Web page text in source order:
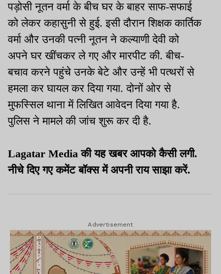
पड़ोसी नूतन वर्मा के बीच घर के बाहर साफ-सफाई
को लेकर कहासुनी से हुई. इसी दौरान शिक्षक कार्तिक
वर्मा और उनकी पत्नी नूतन ने कल्याणी देवी को
अपने घर खींचकर ले गए और मारपीट की. बीच-
बचाव करने पहुंचे उनके बेटे और उन्हें भी पत्थरों से
हमला कर घायल कर दिया गया. दोनों ओर से
मुफस्सिल थाना में लिखित आवेदन दिया गया है.
पुलिस ने मामले की जांच शुरू कर दी है.
Lagatar Media की यह खबर आपको कैसी लगी.
नीचे दिए गए कमेंट बॉक्स में अपनी राय साझा करें.
Advertisement